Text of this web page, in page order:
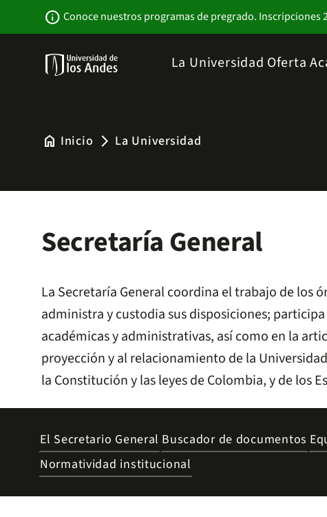
info Conoce nuestros programas de pregrado. Inscripciones
La Universidad Oferta
home Inicio arrow_forward_ios La Universidad
Secretaría General
La Secretaría General coordina el trabajo de los
administra y custodia sus disposiciones;
académicas y administrativas, así como en la
proyección y al relacionamiento de la
la Constitución y las leyes de Colombia, y de los
El Secretario General Buscador de documentos
Normatividad institucional